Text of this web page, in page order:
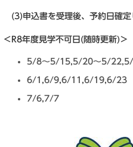
(3)申込書を受理後、予約日確定
＜R8年度見学不可日(随時更新)＞
5/8～5/15,5/20～5/
6/1,6/9,6/11,6/19,6/23
7/6,7/7